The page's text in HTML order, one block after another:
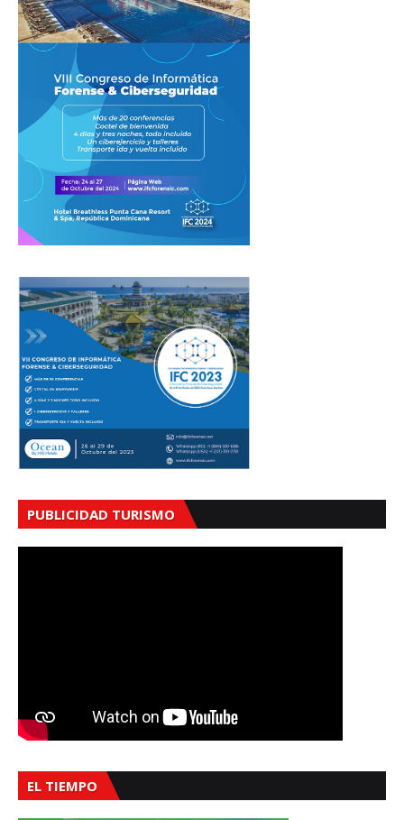
PUBLICIDAD TURISMO
EL TIEMPO